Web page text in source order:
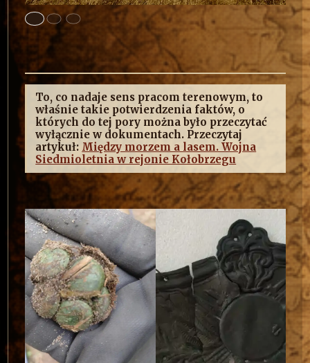
To, co nadaje sens pracom terenowym, to
właśnie takie potwierdzenia faktów, o
których do tej pory można było przeczytać
wyłącznie w dokumentach. Przeczytaj
artykuł: Między morzem a lasem. Wojna
Siedmioletnia w rejonie Kołobrzegu